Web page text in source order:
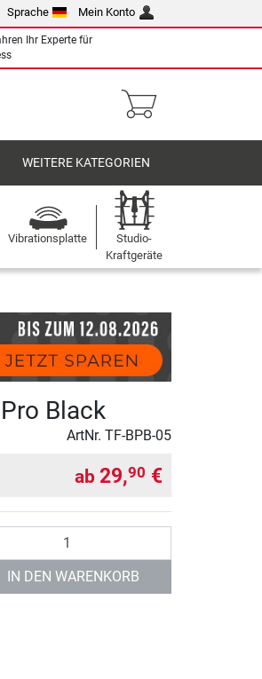
Sprache Mein Konto
Ihr Experte für
WEITERE KATEGORIEN
Vibrationsplatte
Studio-
Kraftgeräte
Black
ArtNr. TF-BPB-05
ab 29,90 €
IN DEN WARENKORB